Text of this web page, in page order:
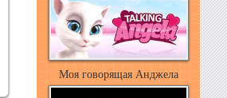
Моя говорящая Анджела